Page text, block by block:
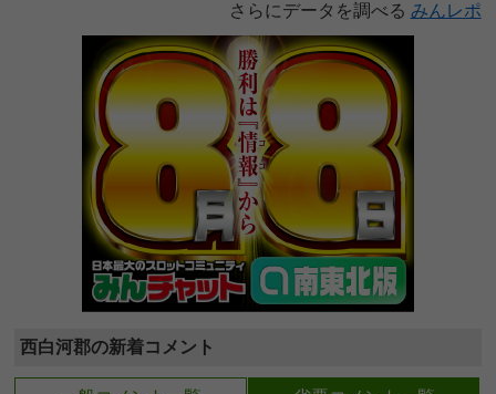
さらにデータを調べる みんレポ
西白河郡の新着コメント